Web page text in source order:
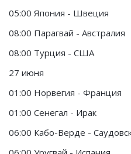
05:00 Япония - Швеция
08:00 Парагвай - Австралия
08:00 Турция - США
27 июня
01:00 Норвегия - Франция
01:00 Сенегал - Ирак
06:00 Кабо-Верде -